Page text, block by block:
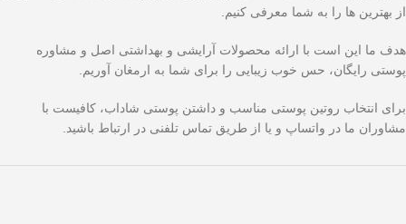
از بهترین ها را به شما معرفی کنیم.
هدف ما این است با ارائه محصولات آرایشی و بهداشتی اصل و مشاوره
پوستی رایگان، حس خوب زیبایی را برای شما به ارمغان آوریم.
برای انتخاب روتین پوستی مناسب و داشتن پوستی شاداب، کافیست با
مشاوران ما در واتساپ و یا از طریق تماس تلفنی در ارتباط باشید.